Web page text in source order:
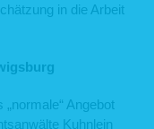
in die Arbeit
Angebot
Kuhnlein